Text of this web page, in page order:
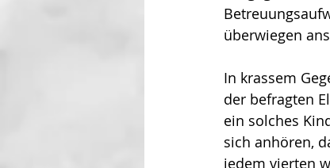
überwiegen
In krassem
der befragten
ein solches
sich anhören,
jedem vierten